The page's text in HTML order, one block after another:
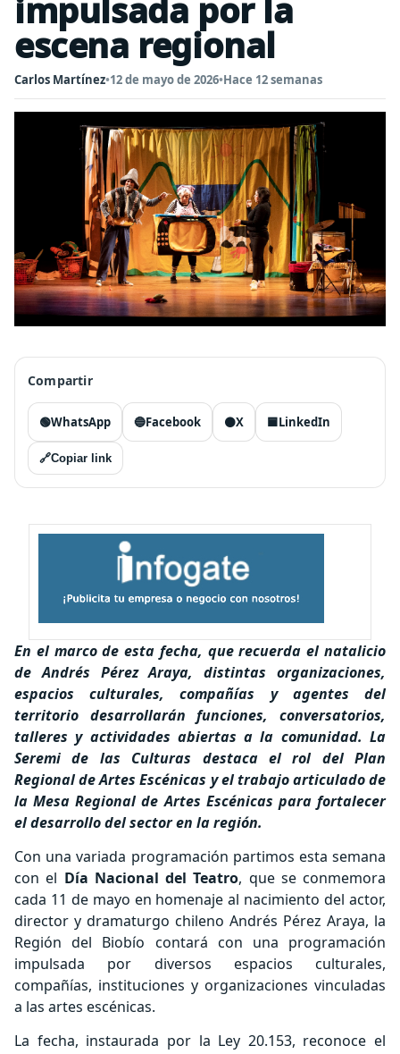
impulsada por la
escena regional
Carlos Martínez•12 de mayo de 2026•Hace 12 semanas
Compartir
🟢WhatsApp 🔵Facebook ⚫X 🟦LinkedIn
🔗Copiar link
En el marco de esta fecha, que recuerda el natalicio
de Andrés Pérez Araya, distintas organizaciones,
espacios culturales, compañías y agentes del
territorio desarrollarán funciones, conversatorios,
talleres y actividades abiertas a la comunidad. La
Seremi de las Culturas destaca el rol del Plan
Regional de Artes Escénicas y el trabajo articulado de
la Mesa Regional de Artes Escénicas para fortalecer
el desarrollo del sector en la región.
Con una variada programación partimos esta semana
con el Día Nacional del Teatro, que se conmemora
cada 11 de mayo en homenaje al nacimiento del actor,
director y dramaturgo chileno Andrés Pérez Araya, la
Región del Biobío contará con una programación
impulsada por diversos espacios culturales,
compañías, instituciones y organizaciones vinculadas
a las artes escénicas.
La fecha, instaurada por la Ley 20.153, reconoce el